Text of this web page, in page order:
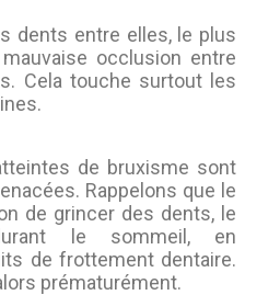
dents entre elles, le plus
occlusion entre
Cela touche surtout les
de bruxisme sont
Rappelons que le
de grincer des dents, le
le sommeil, en
de frottement dentaire.
prématurément.